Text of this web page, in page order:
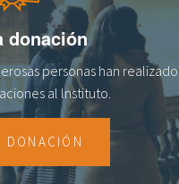
donación
personas han realizado
al lnstituto.
DONACIÓN